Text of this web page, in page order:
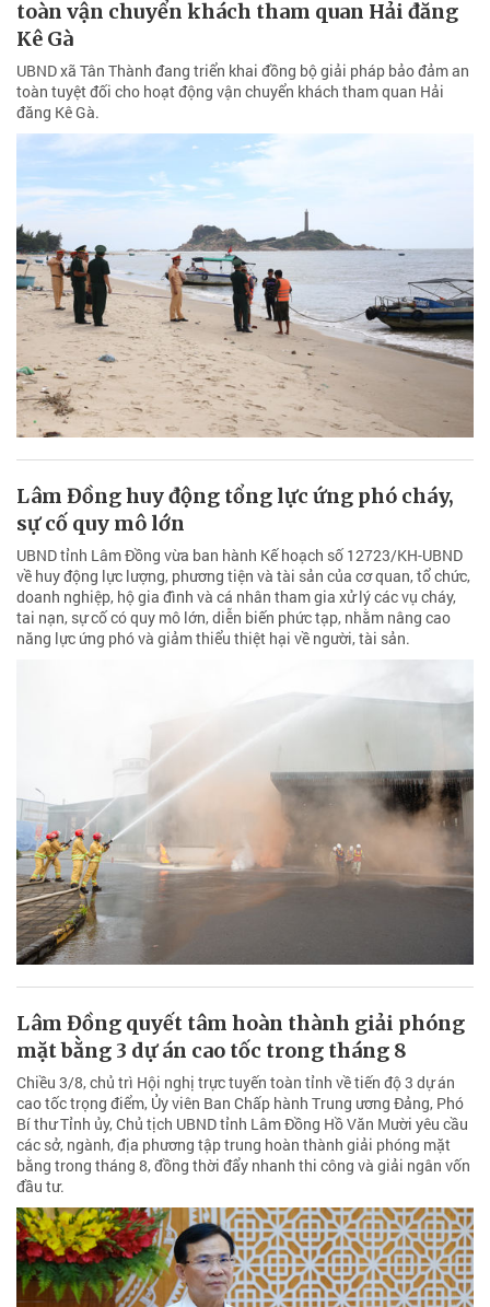
toàn vận chuyển khách tham quan Hải đăng
Kê Gà
UBND xã Tân Thành đang triển khai đồng bộ giải pháp bảo đảm an
toàn tuyệt đối cho hoạt động vận chuyển khách tham quan Hải
đăng Kê Gà.
Lâm Đồng huy động tổng lực ứng phó cháy,
sự cố quy mô lớn
UBND tỉnh Lâm Đồng vừa ban hành Kế hoạch số 12723/KH-UBND
về huy động lực lượng, phương tiện và tài sản của cơ quan, tổ chức,
doanh nghiệp, hộ gia đình và cá nhân tham gia xử lý các vụ cháy,
tai nạn, sự cố có quy mô lớn, diễn biến phức tạp, nhằm nâng cao
năng lực ứng phó và giảm thiểu thiệt hại về người, tài sản.
Lâm Đồng quyết tâm hoàn thành giải phóng
mặt bằng 3 dự án cao tốc trong tháng 8
Chiều 3/8, chủ trì Hội nghị trực tuyến toàn tỉnh về tiến độ 3 dự án
cao tốc trọng điểm, Ủy viên Ban Chấp hành Trung ương Đảng, Phó
Bí thư Tỉnh ủy, Chủ tịch UBND tỉnh Lâm Đồng Hồ Văn Mười yêu cầu
các sở, ngành, địa phương tập trung hoàn thành giải phóng mặt
bằng trong tháng 8, đồng thời đẩy nhanh thi công và giải ngân vốn
đầu tư.